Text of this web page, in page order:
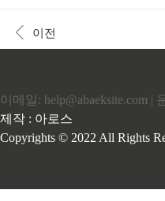
사계절 사용 가능가격대:
약 15,000원)🥉 3위. 더마비 ..
10가지를 소개합니다.1. 메일
절약Apple Intelligence는 받은
스트로 전환해줍니다. Tip:
→ 요약 자동 생성.3. 이미지 생
작"강아지가 꽃밭에서 뛰노는
명령어로 맞춤..
이전
이메일: help@abaeksite.com |
제작 : 아로스
Copyrights © 2022 All Rights